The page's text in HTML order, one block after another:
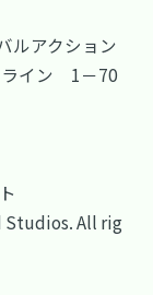
ルアクション
ライン 1－70
Studios. All rig